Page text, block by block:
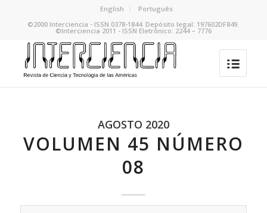
English
Português
©2000 Interciencia - ISSN 0378-1844. Depósito legal: 197602DF849.
©Interciencia 2011 - ISSN Eletrônico: 2244 – 7776
AGOSTO 2020
VOLUMEN 45 NÚMERO
08